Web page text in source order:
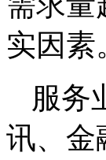
实因素
服务
讯、金